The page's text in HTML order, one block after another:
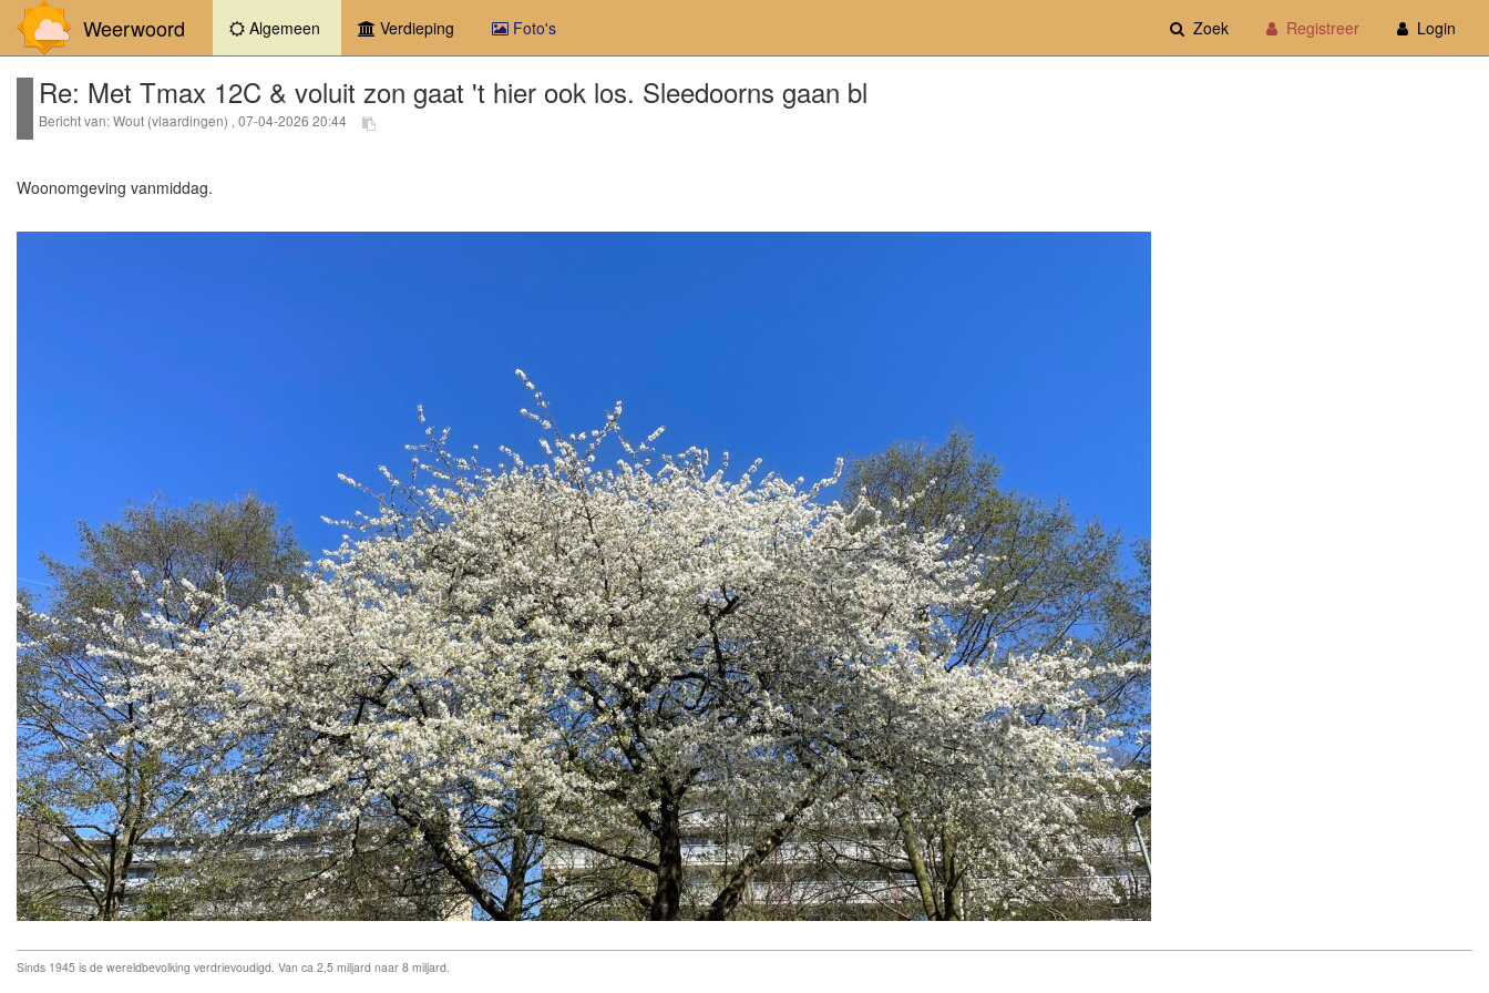
Weerwoord Algemeen (current)Verdieping Foto's Zoek Registreer Login
Re: Met Tmax 12C & voluit zon gaat 't hier ook los. Sleedoorns gaan bl
Bericht van: Wout (vlaardingen) , 07-04-2026 20:44
Woonomgeving vanmiddag.
Sinds 1945 is de wereldbevolking verdrievoudigd. Van ca 2,5 miljard naar 8 miljard.